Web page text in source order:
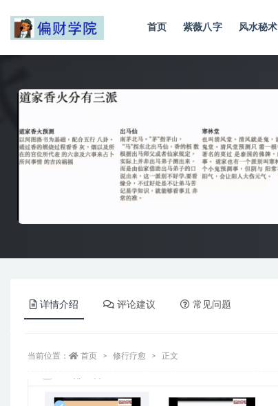
首页 紫薇八字 风水秘术
详情介绍 评论建议 常见问题
当前位置： 首页 修行疗愈 正文